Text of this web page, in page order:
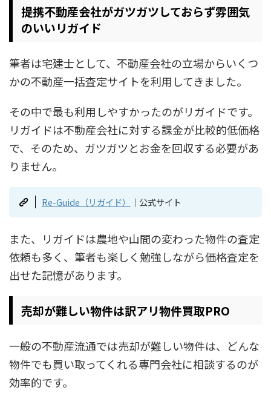
提携不動産会社がガツガツしておらず雰囲気
のいいリガイド
筆者は宅建士として、不動産会社の立場からいくつ
かの不動産一括査定サイトを利用してきました。
その中で最も利用しやすかったのがリガイドです。
リガイドは不動産会社に対する課金が比較的低価格
で、そのため、ガツガツとお金を回収する必要があ
りません。
Re-Guide（リガイド） ｜公式サイト
また、リガイドは農地や山間の変わった物件の査定
依頼も多く、筆者も楽しく勉強しながら価格査定を
出せた記憶があります。
売却が難しい物件は訳アリ物件買取PRO
一般の不動産流通では売却が難しい物件は、どんな
物件でも買い取ってくれる専門会社に相談するのが
効率的です。